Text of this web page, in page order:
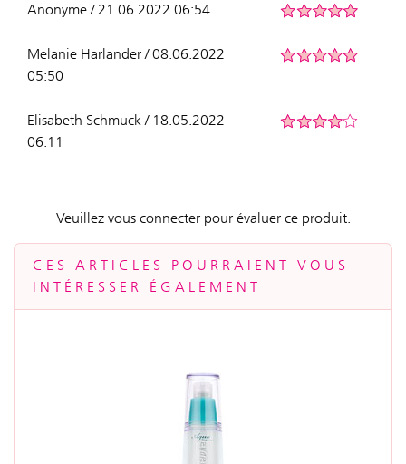
Anonyme / 21.06.2022 06:54
Melanie Harlander / 08.06.2022
05:50
Elisabeth Schmuck / 18.05.2022
06:11
Veuillez vous connecter pour évaluer ce produit.
CES ARTICLES POURRAIENT VOUS
INTÉRESSER ÉGALEMENT